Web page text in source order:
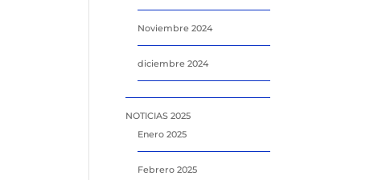
Noviembre 2024
diciembre 2024
NOTICIAS 2025
Enero 2025
Febrero 2025